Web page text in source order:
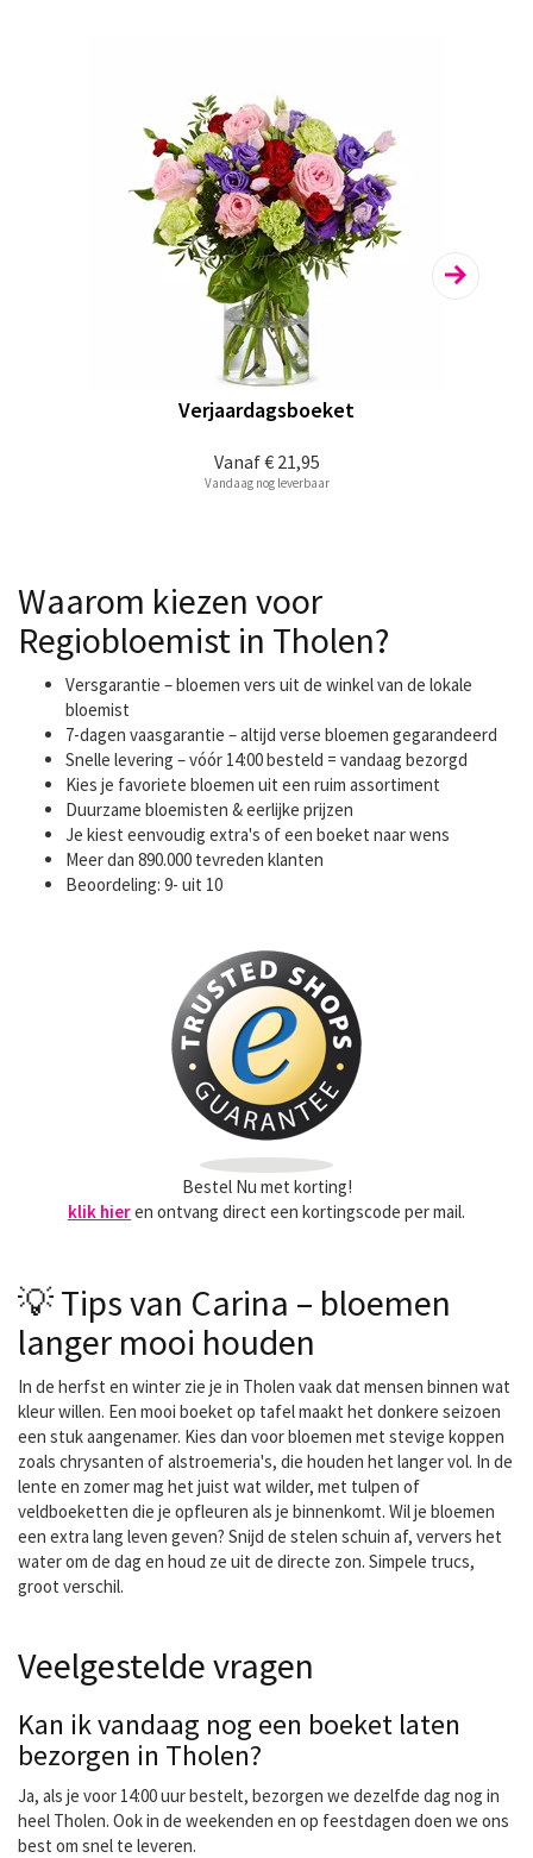
Vanaf€ 21,95
Verjaardagsboeket
Vandaag nog leverbaar
Waarom kiezen voor
Regiobloemist in Tholen?
Versgarantie – bloemen vers uit de winkel van de lokale
bloemist
7-dagen vaasgarantie – altijd verse bloemen gegarandeerd
Snelle levering – vóór 14:00 besteld = vandaag bezorgd
Kies je favoriete bloemen uit een ruim assortiment
Duurzame bloemisten & eerlijke prijzen
Je kiest eenvoudig extra's of een boeket naar wens
Meer dan 890.000 tevreden klanten
Beoordeling: 9- uit 10
Bestel Nu met korting!
klik hieren ontvang direct een kortingscode per mail.
💡 Tips van Carina – bloemen
langer mooi houden
In de herfst en winter zie je in Tholen vaak dat mensen binnen wat
kleur willen. Een mooi boeket op tafel maakt het donkere seizoen
een stuk aangenamer. Kies dan voor bloemen met stevige koppen
zoals chrysanten of alstroemeria's, die houden het langer vol. In de
lente en zomer mag het juist wat wilder, met tulpen of
veldboeketten die je opfleuren als je binnenkomt. Wil je bloemen
een extra lang leven geven? Snijd de stelen schuin af, ververs het
water om de dag en houd ze uit de directe zon. Simpele trucs,
groot verschil.
Veelgestelde vragen
Kan ik vandaag nog een boeket laten
bezorgen in Tholen?
Ja, als je voor 14:00 uur bestelt, bezorgen we dezelfde dag nog in
heel Tholen. Ook in de weekenden en op feestdagen doen we ons
best om snel te leveren.